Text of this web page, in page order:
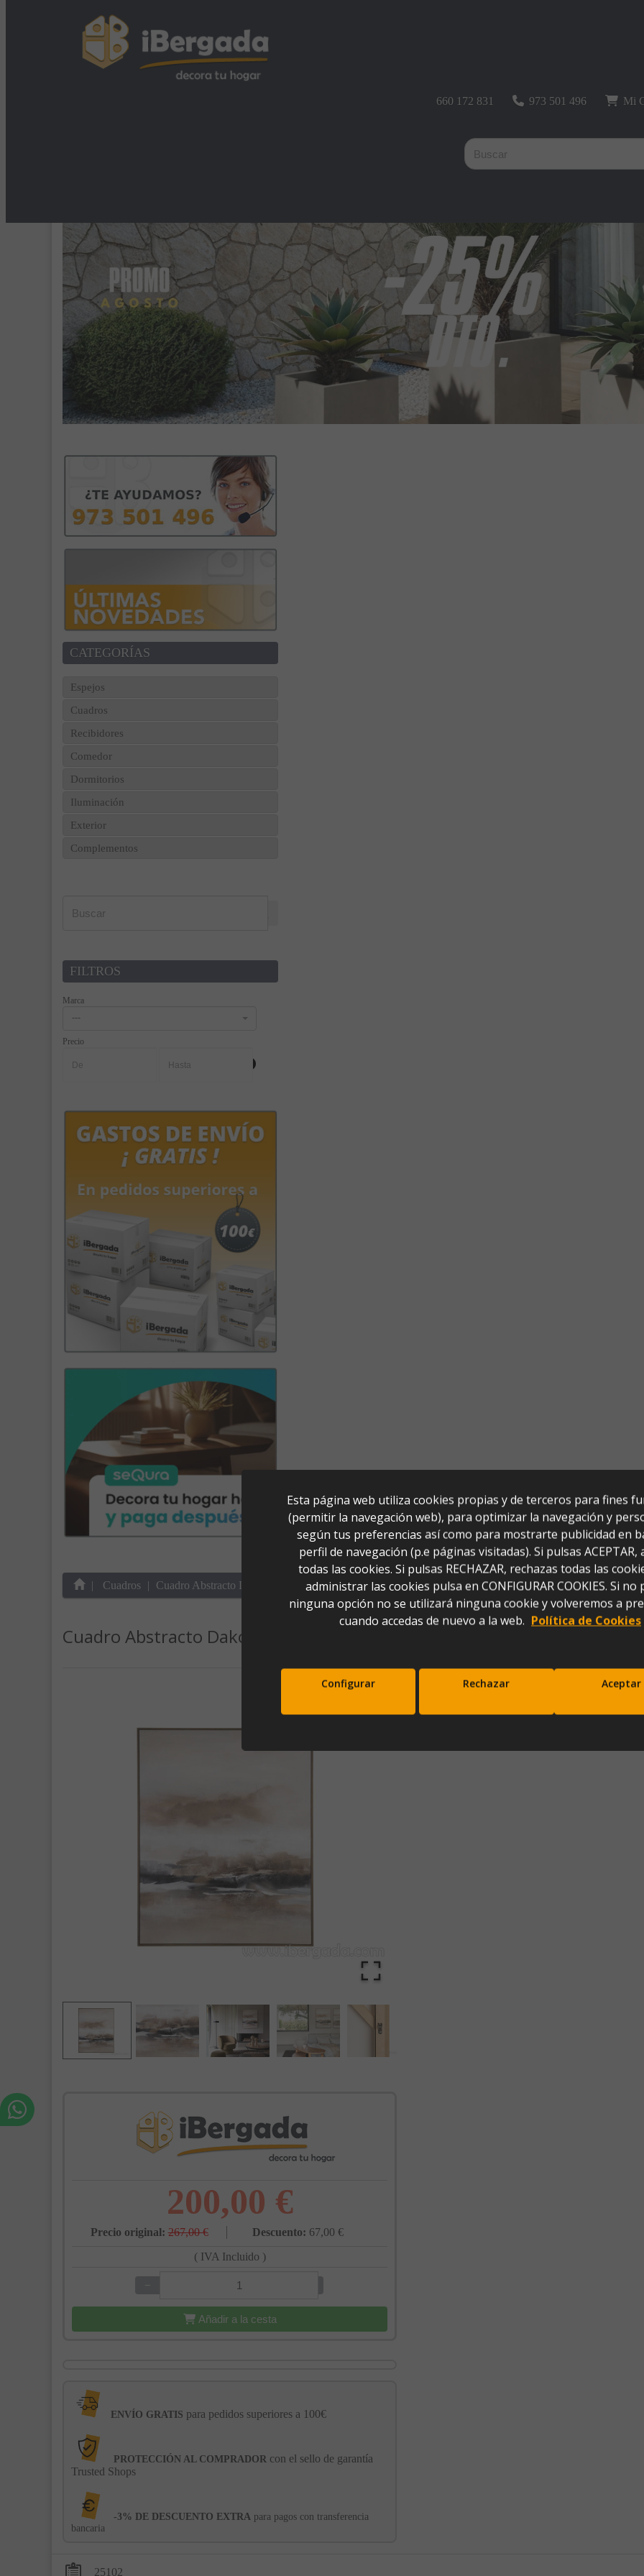
660 172 831 973 501 496 Mi
CATEGORÍAS
Espejos
Cuadros
Recibidores
Comedor
Dormitorios
Iluminación
Exterior
Complementos
FILTROS
Marca
---
Precio
Cuadros Cuadro Abstracto Dakota (80x100)
Cuadro Abstracto Dakota (80x100)
200,00 €
Precio original: 267,00 € Descuento: 67,00 €
( IVA Incluido )
−
Añadir a la cesta
ENVÍO GRATIS para pedidos superiores a 100€
PROTECCIÓN AL COMPRADOR con el sello de garantía
Trusted Shops
-3% DE DESCUENTO EXTRA para pagos con transferencia
bancaria
25102
Subscríbete a nuestra newsletter y
Esta página web utiliza cookies propias y de terceros para fines
(permitir la navegación web), para optimizar la navegación y
según tus preferencias así como para mostrarte publicidad en
perfil de navegación (p.e páginas visitadas). Si pulsas ACEPTAR,
todas las cookies. Si pulsas RECHAZAR, rechazas todas las
administrar las cookies pulsa en CONFIGURAR COOKIES. Si no
ninguna opción no se utilizará ninguna cookie y volveremos a
cuando accedas de nuevo a la web. Política de Cookies
Configurar Rechazar Aceptar